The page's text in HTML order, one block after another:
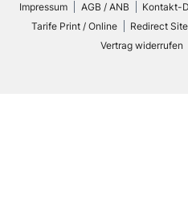
Impressum AGB / ANB Kontakt-
Tarife Print / Online
Redirect
Vertrag widerrufen